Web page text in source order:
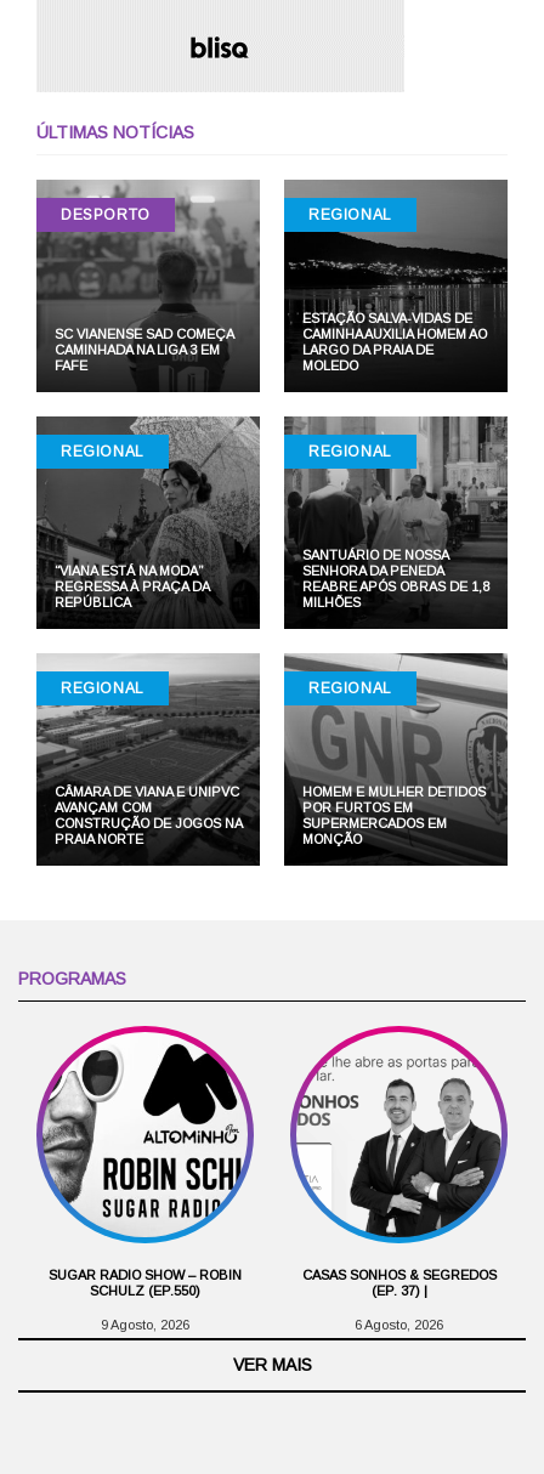
ÚLTIMAS NOTÍCIAS
DESPORTO
SC VIANENSE SAD COMEÇA
CAMINHADA NA LIGA 3 EM
FAFE
REGIONAL
ESTAÇÃO SALVA-VIDAS DE
CAMINHA AUXILIA HOMEM AO
LARGO DA PRAIA DE
MOLEDO
REGIONAL
“VIANA ESTÁ NA MODA”
REGRESSA À PRAÇA DA
REPÚBLICA
REGIONAL
SANTUÁRIO DE NOSSA
SENHORA DA PENEDA
REABRE APÓS OBRAS DE 1,8
MILHÕES
REGIONAL
CÂMARA DE VIANA E UNIPVC
AVANÇAM COM
CONSTRUÇÃO DE JOGOS NA
PRAIA NORTE
REGIONAL
HOMEM E MULHER DETIDOS
POR FURTOS EM
SUPERMERCADOS EM
MONÇÃO
PROGRAMAS
SUGAR RADIO SHOW – ROBIN
SCHULZ (EP.550)
9 Agosto, 2026
CASAS SONHOS & SEGREDOS
(EP. 37) |
6 Agosto, 2026
VER MAIS